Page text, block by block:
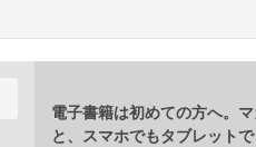
電子書籍は初めての方へ。
と、スマホでもタブレット